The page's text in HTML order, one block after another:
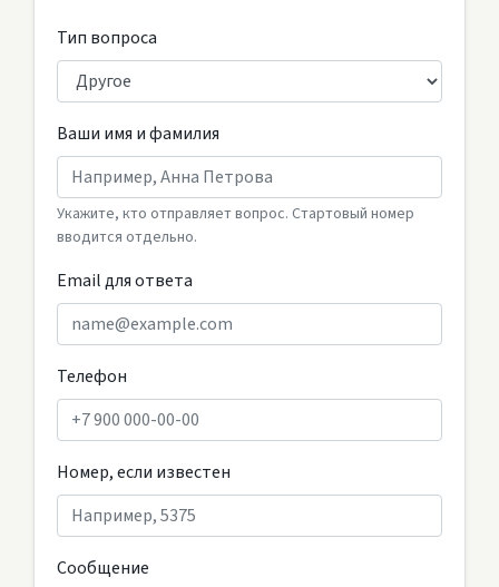
Тип вопроса
Ваши имя и фамилия
Укажите, кто отправляет вопрос. Стартовый номер
вводится отдельно.
Email для ответа
Телефон
Номер, если известен
Сообщение